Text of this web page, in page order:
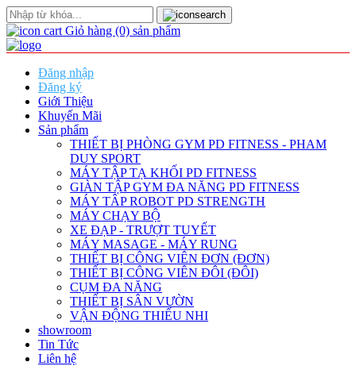
Giỏ hàng (0) sản phẩm
Đăng nhập
Đăng ký
Giới Thiệu
Khuyến Mãi
Sản phẩm
THIẾT BỊ PHÒNG GYM PD FITNESS - PHAM
DUY SPORT
MÁY TẬP TẠ KHỐI PD FITNESS
GIÀN TẬP GYM ĐA NĂNG PD FITNESS
MÁY TÂP ROBOT PD STRENGTH
MÁY CHẠY BỘ
XE ĐẠP - TRƯỢT TUYẾT
MÁY MASAGE - MÁY RUNG
THIẾT BỊ CÔNG VIÊN ĐƠN (ĐƠN)
THIẾT BỊ CÔNG VIÊN ĐÔI (ĐÔI)
CỤM ĐA NĂNG
THIẾT BỊ SÂN VƯỜN
VẬN ĐỘNG THIẾU NHI
showroom
Tin Tức
Liên hệ